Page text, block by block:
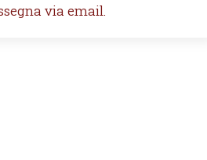
via email.